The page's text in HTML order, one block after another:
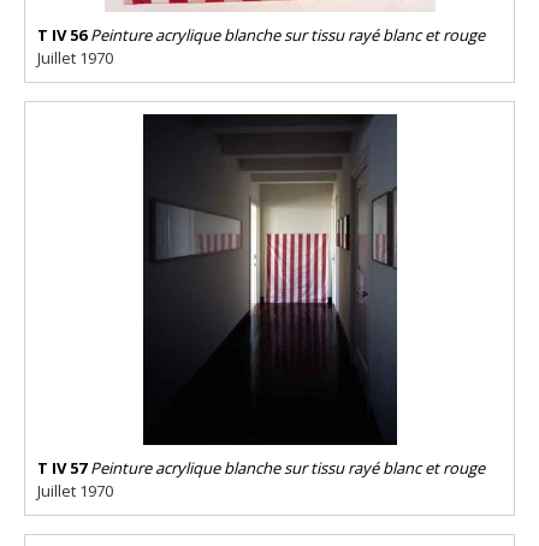
T IV 56 Peinture acrylique blanche sur tissu rayé blanc et rouge
Juillet 1970
T IV 57 Peinture acrylique blanche sur tissu rayé blanc et rouge
Juillet 1970